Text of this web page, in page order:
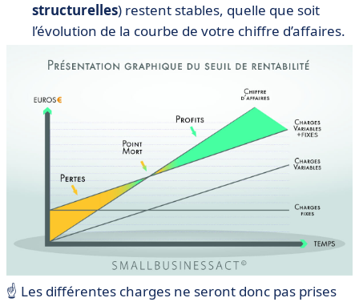
structurelles) restent stables, quelle que soit
l’évolution de la courbe de votre chiffre d’affaires.
☝️ Les différentes charges ne seront donc pas prises